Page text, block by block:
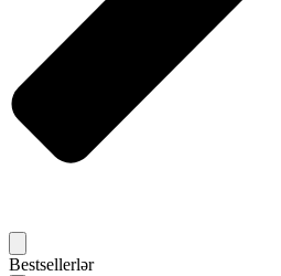
Bestsellerlər